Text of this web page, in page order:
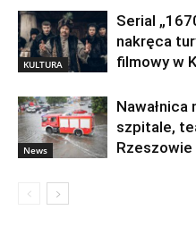
KULTURA
Serial
nakręca
filmowy w
News
Nawałnica
szpitale,
Rzeszowie